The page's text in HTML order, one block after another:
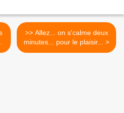
>> Allez... on s'calme deux
minutes... pour le plaisir... >